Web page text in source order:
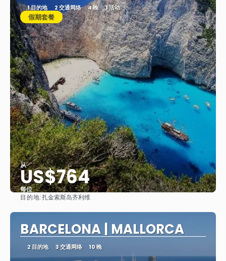
1 目的地 2 交通网络 4 晚 1 活动
假期套餐
从
US$764
每位
目的地:扎金索斯岛齐利维
BARCELONA | MALLORCA
2 目的地 3 交通网络 10 晚